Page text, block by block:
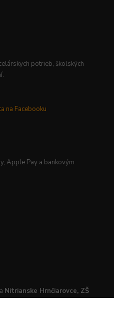
potrieb, školských
Apple Pay a bankovým
Nitrianske Hrnčiarovce, ZŠ